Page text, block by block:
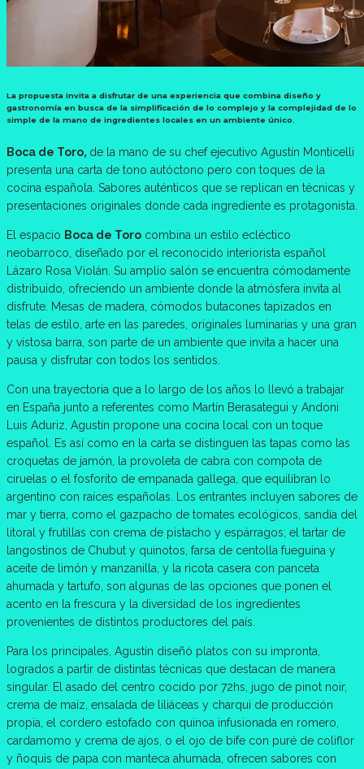
La propuesta invita a disfrutar de una experiencia que combina diseño y
gastronomía en busca de la simplificación de lo complejo y la complejidad de lo
simple de la mano de ingredientes locales en un ambiente único.
Boca de Toro, de la mano de su chef ejecutivo Agustín Monticelli
presenta una carta de tono autóctono pero con toques de la
cocina española. Sabores auténticos que se replican en técnicas y
presentaciones originales donde cada ingrediente es protagonista.
El espacio Boca de Toro combina un estilo ecléctico
neobarroco, diseñado por el reconocido interiorista español
Lázaro Rosa Violán. Su amplio salón se encuentra cómodamente
distribuido, ofreciendo un ambiente donde la atmósfera invita al
disfrute. Mesas de madera, cómodos butacones tapizados en
telas de estilo, arte en las paredes, originales luminarias y una gran
y vistosa barra, son parte de un ambiente que invita a hacer una
pausa y disfrutar con todos los sentidos.
Con una trayectoria que a lo largo de los años lo llevó a trabajar
en España junto a referentes como Martín Berasategui y Andoni
Luis Aduriz, Agustín propone una cocina local con un toque
español. Es así como en la carta se distinguen las tapas como las
croquetas de jamón, la provoleta de cabra con compota de
ciruelas o el fosforito de empanada gallega, que equilibran lo
argentino con raíces españolas. Los entrantes incluyen sabores de
mar y tierra, como el gazpacho de tomates ecológicos, sandía del
litoral y frutillas con crema de pistacho y espárragos; el tartar de
langostinos de Chubut y quinotos, farsa de centolla fueguina y
aceite de limón y manzanilla, y la ricota casera con panceta
ahumada y tartufo, son algunas de las opciones que ponen el
acento en la frescura y la diversidad de los ingredientes
provenientes de distintos productores del país.
Para los principales, Agustín diseñó platos con su impronta,
logrados a partir de distintas técnicas que destacan de manera
singular. El asado del centro cocido por 72hs, jugo de pinot noir,
crema de maíz, ensalada de liliáceas y charqui de producción
propia, el cordero estofado con quinoa infusionada en romero,
cardamomo y crema de ajos, o el ojo de bife con puré de coliflor
y ñoquis de papa con manteca ahumada, ofrecen sabores con